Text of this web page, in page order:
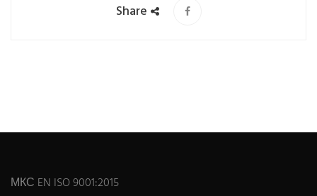
Share
МКС EN ISO 9001:2015